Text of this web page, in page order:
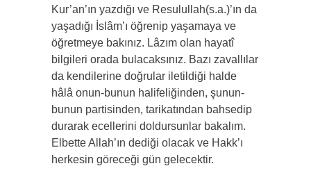
Kur’an’ın yazdığı ve Resulullah(s.a.)’ın da
yaşadığı İslâm’ı öğrenip yaşamaya ve
öğretmeye bakınız. Lâzım olan hayatî
bilgileri orada bulacaksınız. Bazı zavallılar
da kendilerine doğrular iletildiği halde
hâlâ onun-bunun halifeliğinden, şunun-
bunun partisinden, tarikatından bahsedip
durarak ecellerini doldursunlar bakalım.
Elbette Allah’ın dediği olacak ve Hakk’ı
herkesin göreceği gün gelecektir.